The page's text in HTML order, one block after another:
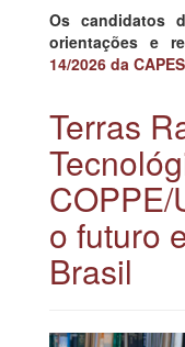
Os candidatos
orientações e
14/2026 da CAPES
Terras
o futuro
Brasil